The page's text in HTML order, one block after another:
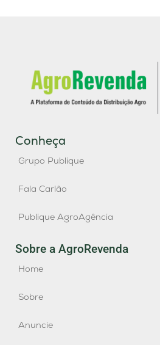
Conheça
Grupo Publique
Fala Carlão
Publique AgroAgência
Sobre a AgroRevenda
Home
Sobre
Anuncie